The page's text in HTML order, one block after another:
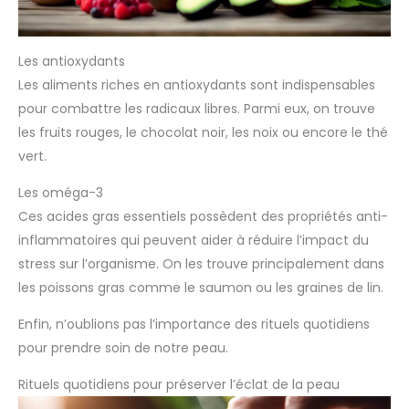
Les antioxydants
Les aliments riches en antioxydants sont indispensables
pour combattre les radicaux libres. Parmi eux, on trouve
les fruits rouges, le chocolat noir, les noix ou encore le thé
vert.
Les oméga-3
Ces acides gras essentiels possèdent des propriétés anti-
inflammatoires qui peuvent aider à réduire l’impact du
stress sur l’organisme. On les trouve principalement dans
les poissons gras comme le saumon ou les graines de lin.
Enfin, n’oublions pas l’importance des rituels quotidiens
pour prendre soin de notre peau.
Rituels quotidiens pour préserver l’éclat de la peau